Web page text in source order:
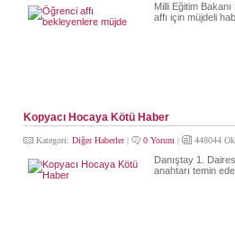
Milli Eğitim
affı için müjdeli
Kopyacı Hocaya Kötü Haber
Kategori: Diğer Haberler| 0 Yorum | 448044
Danıştay 1.
anahtarı temin